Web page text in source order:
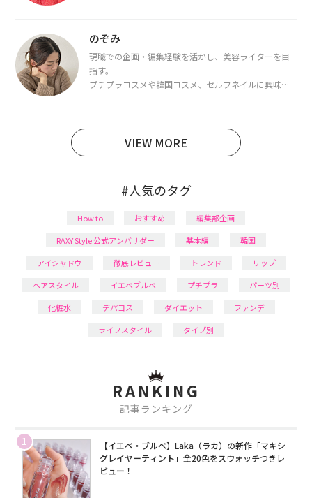
断・骨格診断によるイメージコンサルティングも行っ
のぞみ
現職での企画・編集経験を活かし、美容ライターを目
指す。
プチプラコスメや韓国コスメ、セルフネイルに興味が
日本化粧品検定1級保有。
VIEW MORE
#人気のタグ
How to おすすめ
編集部企画
RAXY Style 公式アンバサダー
基本編
韓国
アイシャドウ
徹底レビュー トレンド
リップ
ヘアスタイル
イエベブルベ プチプラ
パーツ別
化粧水
デパコス ダイエット
ファンデ
ライフスタイル
タイプ別
RANKING
記事ランキング
1
【イエベ・ブルベ】Laka（ラカ）の新作「マキシ
グレイヤーティント」全20色をスウォッチつきレ
ビュー！